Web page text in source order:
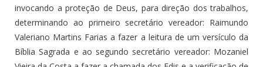
invocando a proteção de Deus, para direção dos trabalhos,
determinando ao primeiro secretário vereador: Raimundo
Valeriano Martins Farias a fazer a leitura de um versículo da
Bíblia Sagrada e ao segundo secretário vereador: Mozaniel